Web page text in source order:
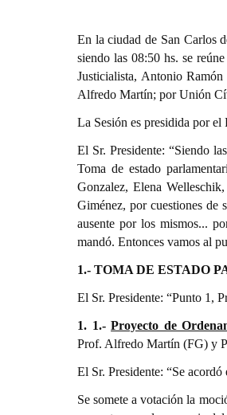
En la ciudad de San Carlos
siendo las 08:50 hs. se
Justicialista, Antonio
Alfredo Martín; por Unión
La Sesión es presidida por
El Sr. Presidente: “Siendo
Toma de estado
Gonzalez, Elena
Giménez, por cuestiones de
ausente por los mismos...
mandó. Entonces vamos al
1.- TOMA DE ESTADO
El Sr. Presidente: “Punto 1,
1. 1.-Proyecto de
Prof. Alfredo Martín (FG) y
El Sr. Presidente: “Se
Se somete a votación la